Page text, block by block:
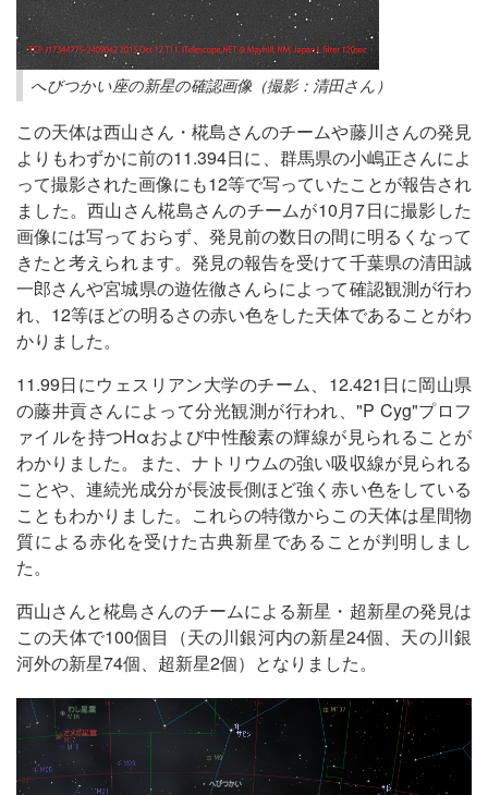
へびつかい座の新星の確認画像（撮影：清田さん）
この天体は西山さん・椛島さんのチームや藤川さんの発見
よりもわずかに前の11.394日に、群馬県の小嶋正さんによ
って撮影された画像にも12等で写っていたことが報告され
ました。西山さん椛島さんのチームが10月7日に撮影した
画像には写っておらず、発見前の数日の間に明るくなって
きたと考えられます。発見の報告を受けて千葉県の清田誠
一郎さんや宮城県の遊佐徹さんらによって確認観測が行わ
れ、12等ほどの明るさの赤い色をした天体であることがわ
かりました。
11.99日にウェスリアン大学のチーム、12.421日に岡山県
の藤井貢さんによって分光観測が行われ、"P Cyg"プロフ
ァイルを持つHαおよび中性酸素の輝線が見られることが
わかりました。また、ナトリウムの強い吸収線が見られる
ことや、連続光成分が長波長側ほど強く赤い色をしている
こともわかりました。これらの特徴からこの天体は星間物
質による赤化を受けた古典新星であることが判明しまし
た。
西山さんと椛島さんのチームによる新星・超新星の発見は
この天体で100個目（天の川銀河内の新星24個、天の川銀
河外の新星74個、超新星2個）となりました。